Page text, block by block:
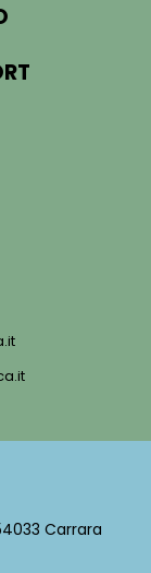
Carrara